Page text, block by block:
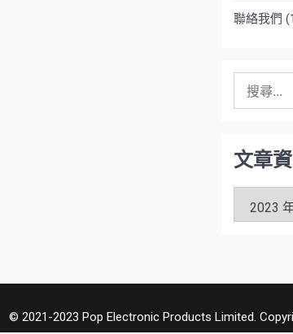
聯絡我們
字:
文章
資
© 2021-2023 Pop Electronic Products Limited.